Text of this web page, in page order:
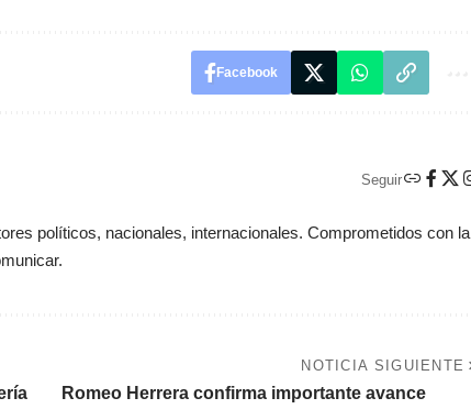
Facebook
Seguir
políticos, nacionales, internacionales. Comprometidos con la
NOTICIA SIGUIENTE
Romeo Herrera confirma importante avance